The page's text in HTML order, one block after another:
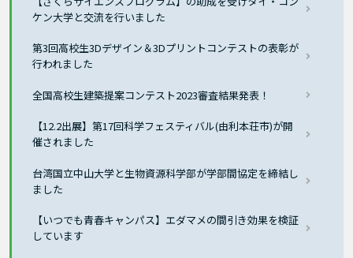
ケン大学と交流を行いました
第3回高校生3Dデザイン＆3Dプリントコンテストの表彰が
行われました
全国高校生建築提案コンテスト2023審査結果発表！
【12.2出展】第17回科学フェスティバル(由利本荘市)が開
催されました
台湾国立中山大学と生物資源科学部が学部間協定を締結し
ました
【いつでも青春キャンパス】エダマメの間引き効果を検証
しています